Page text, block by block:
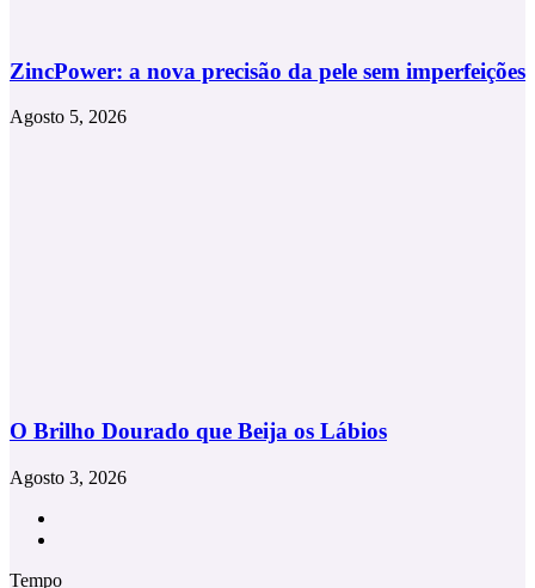
ZincPower: a nova precisão da pele sem imperfeições
Agosto 5, 2026
O Brilho Dourado que Beija os Lábios
Agosto 3, 2026
Tempo